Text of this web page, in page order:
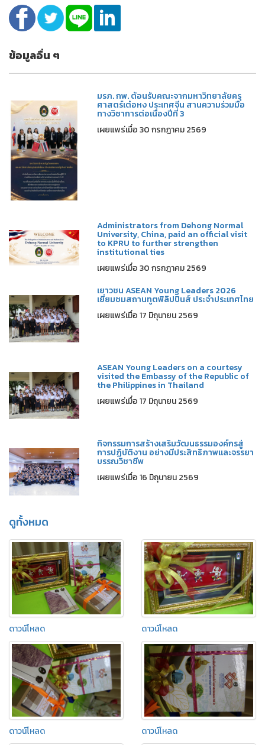
ข้อมูลอื่น ๆ
มรภ. กพ. ต้อนรับคณะจากมหาวิทยาลัยครุ
ศาสตร์เต๋อหง ประเทศจีน สานความร่วมมือ
ทางวิชาการต่อเนื่องปีที่ 3
เผยแพร่เมื่อ 30 กรกฎาคม 2569
Administrators from Dehong Normal
University, China, paid an official visit
to KPRU to further strengthen
institutional ties
เผยแพร่เมื่อ 30 กรกฎาคม 2569
เยาวชน ASEAN Young Leaders 2026
เยี่ยมชมสถานทูตฟิลิปปินส์ ประจำประเทศไทย
เผยแพร่เมื่อ 17 มิถุนายน 2569
ASEAN Young Leaders on a courtesy
visited the Embassy of the Republic of
the Philippines in Thailand
เผยแพร่เมื่อ 17 มิถุนายน 2569
กิจกรรมการสร้างเสริมวัฒนธรรมองค์กรสู่
การปฏิบัติงาน อย่างมีประสิทธิภาพและจรรยา
บรรณวิชาชีพ
เผยแพร่เมื่อ 16 มิถุนายน 2569
ดูทั้งหมด
ดาวน์โหลด ดาวน์โหลด
ดาวน์โหลด ดาวน์โหลด